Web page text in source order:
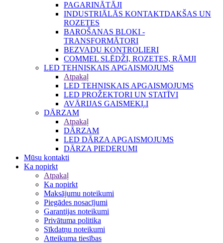
PAGARINĀTĀJI
INDUSTRIĀLĀS KONTAKTDAKŠAS UN
ROZETES
BAROŠANAS BLOKI -
TRANSFORMĀTORI
BEZVADU KONTROLIERI
COMMEL SLĒDŽI, ROZETES, RĀMJI
LED TEHNISKAIS APGAISMOJUMS
Atpakaļ
LED TEHNISKAIS APGAISMOJUMS
LED PROŽEKTORI UN STATĪVI
AVĀRIJAS GAISMEKĻI
DĀRZAM
Atpakaļ
DĀRZAM
LED DĀRZA APGAISMOJUMS
DĀRZA PIEDERUMI
Mūsu kontakti
Ka nopirkt
Atpakaļ
Ka nopirkt
Maksājumu noteikumi
Piegādes nosacījumi
Garantijas noteikumi
Privātuma politika
Sīkdatņu noteikumi
Atteikuma tiesības